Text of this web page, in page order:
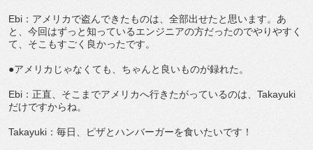
Ebi：アメリカで盗んできたものは、全部出せたと思います。あ
と、今回はずっと知っているエンジニアの方だったのでやりやすく
て、そこもすごく良かったです。
●アメリカじゃなくても、ちゃんと良いものが録れた。
Ebi：正直、そこまでアメリカへ行きたがっているのは、Takayuki
だけですからね。
Takayuki：毎日、ピザとハンバーガーを食いたいです！